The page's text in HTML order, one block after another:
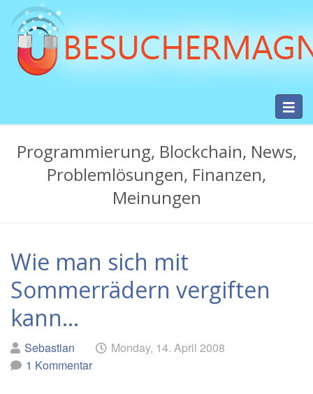
Skip
to
main
content
Hilfe
Bugs,
Fehlern
und
mehr
Programmierung, Blockchain, News,
Problemlösungen, Finanzen,
Meinungen
Wie man sich mit
Sommerrädern vergiften
kann...
Geschrieben
von
Sebastian am Monday, 14. April 2008
1 Kommentar